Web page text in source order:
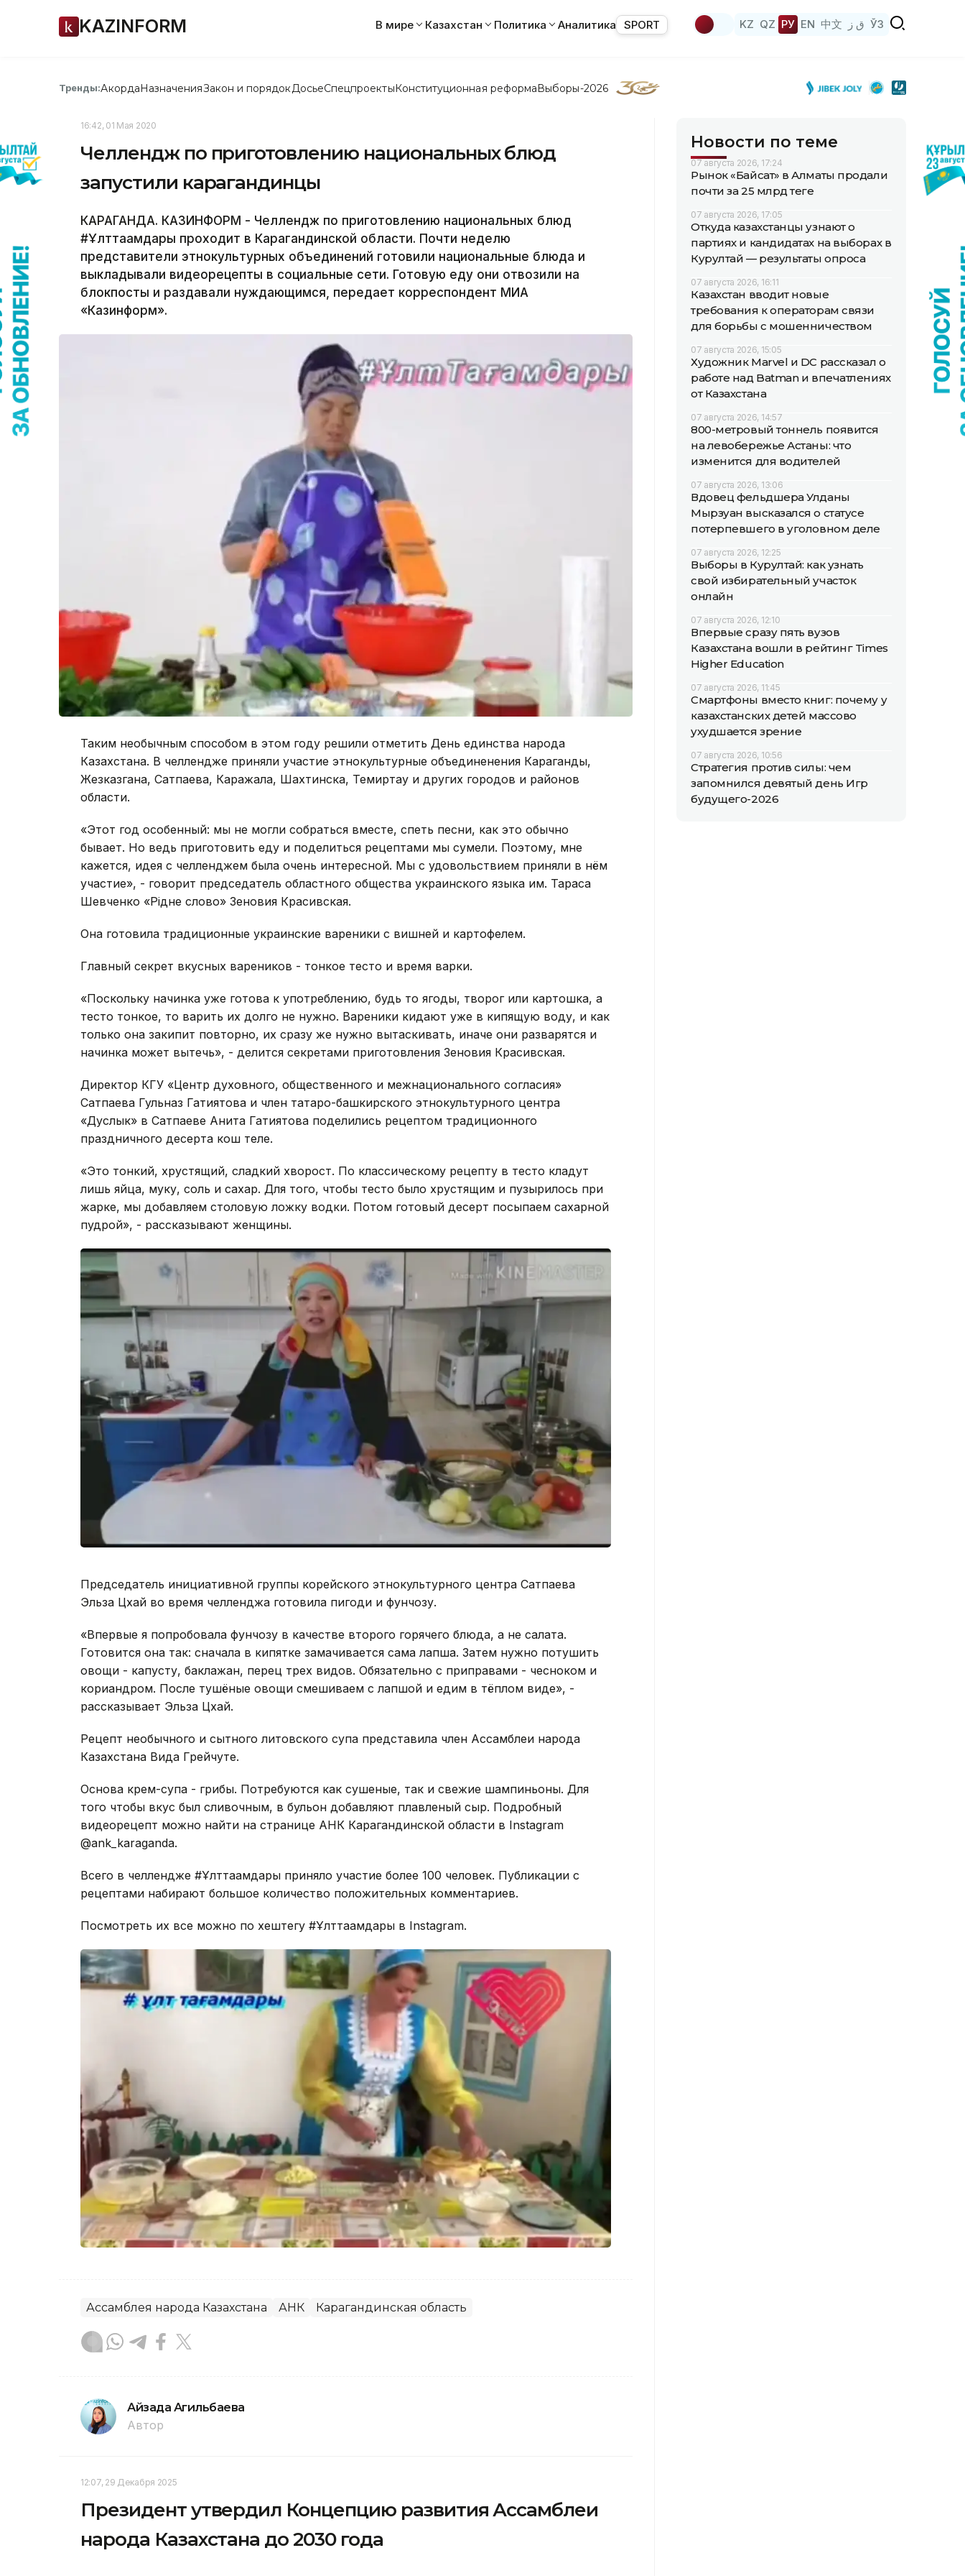
KAZINFORM В мире Казахстан Политика Аналитика SPORT KZ QZ РУ EN 中文 ق ز ЎЗ
Тренды:АкордаНазначенияЗакон и порядок ДосьеСпецпроектыКонституционная реформаВыборы-2026
16:42, 01 Мая 2020
Челлендж по приготовлению национальных блюд
запустили карагандинцы
КАРАГАНДА. КАЗИНФОРМ - Челлендж по приготовлению национальных блюд
#Ұлттағамдары проходит в Карагандинской области. Почти неделю
представители этнокультурных объединений готовили национальные блюда и
выкладывали видеорецепты в социальные сети. Готовую еду они отвозили на
блокпосты и раздавали нуждающимся, передает корреспондент МИА
«Казинформ».
Таким необычным способом в этом году решили отметить День единства народа
Казахстана. В челлендже приняли участие этнокультурные объединенения Караганды,
Жезказгана, Сатпаева, Каражала, Шахтинска, Темиртау и других городов и районов
области.
«Этот год особенный: мы не могли собраться вместе, спеть песни, как это обычно
бывает. Но ведь приготовить еду и поделиться рецептами мы сумели. Поэтому, мне
кажется, идея с челленджем была очень интересной. Мы с удовольствием приняли в нём
участие», - говорит председатель областного общества украинского языка им. Тараса
Шевченко «Рiдне слово» Зеновия Красивская.
Она готовила традиционные украинские вареники с вишней и картофелем.
Главный секрет вкусных вареников - тонкое тесто и время варки.
«Поскольку начинка уже готова к употреблению, будь то ягоды, творог или картошка, а
тесто тонкое, то варить их долго не нужно. Вареники кидают уже в кипящую воду, и как
только она закипит повторно, их сразу же нужно вытаскивать, иначе они разварятся и
начинка может вытечь», - делится секретами приготовления Зеновия Красивская.
Директор КГУ «Центр духовного, общественного и межнационального согласия»
Сатпаева Гульназ Гатиятова и член татаро-башкирского этнокультурного центра
«Дуслык» в Сатпаеве Анита Гатиятова поделились рецептом традиционного
праздничного десерта кош теле.
«Это тонкий, хрустящий, сладкий хворост. По классическому рецепту в тесто кладут
лишь яйца, муку, соль и сахар. Для того, чтобы тесто было хрустящим и пузырилось при
жарке, мы добавляем столовую ложку водки. Потом готовый десерт посыпаем сахарной
пудрой», - рассказывают женщины.
Председатель инициативной группы корейского этнокультурного центра Сатпаева
Эльза Цхай во время челленджа готовила пигоди и фунчозу.
«Впервые я попробовала фунчозу в качестве второго горячего блюда, а не салата.
Готовится она так: сначала в кипятке замачивается сама лапша. Затем нужно потушить
овощи - капусту, баклажан, перец трех видов. Обязательно с приправами - чесноком и
кориандром. После тушёные овощи смешиваем с лапшой и едим в тёплом виде», -
рассказывает Эльза Цхай.
Рецепт необычного и сытного литовского супа представила член Ассамблеи народа
Казахстана Вида Грейчуте.
Основа крем-супа - грибы. Потребуются как сушеные, так и свежие шампиньоны. Для
того чтобы вкус был сливочным, в бульон добавляют плавленый сыр. Подробный
видеорецепт можно найти на странице АНК Карагандинской области в Instagram
@ank_karaganda.
Всего в челлендже #Ұлттағамдары приняло участие более 100 человек. Публикации с
рецептами набирают большое количество положительных комментариев.
Посмотреть их все можно по хештегу #Ұлттағамдары в Instagram.
Ассамблея народа Казахстана АНК Карагандинская область
Айзада Агильбаева
Автор
12:07, 29 Декабря 2025
Президент утвердил Концепцию развития Ассамблеи
народа Казахстана до 2030 года
Новости по теме
07 августа 2026, 17:24
Рынок «Байсат» в Алматы продали
почти за 25 млрд теңге
07 августа 2026, 17:05
Откуда казахстанцы узнают о
партиях и кандидатах на выборах в
Курултай — результаты опроса
07 августа 2026, 16:11
Казахстан вводит новые
требования к операторам связи
для борьбы с мошенничеством
07 августа 2026, 15:05
Художник Marvel и DC рассказал о
работе над Batman и впечатлениях
от Казахстана
07 августа 2026, 14:57
800-метровый тоннель появится
на левобережье Астаны: что
изменится для водителей
07 августа 2026, 13:06
Вдовец фельдшера Улданы
Мырзуан высказался о статусе
потерпевшего в уголовном деле
07 августа 2026, 12:25
Выборы в Курултай: как узнать
свой избирательный участок
онлайн
07 августа 2026, 12:10
Впервые сразу пять вузов
Казахстана вошли в рейтинг Times
Higher Education
07 августа 2026, 11:45
Смартфоны вместо книг: почему у
казахстанских детей массово
ухудшается зрение
07 августа 2026, 10:56
Стратегия против силы: чем
запомнился девятый день Игр
будущего-2026